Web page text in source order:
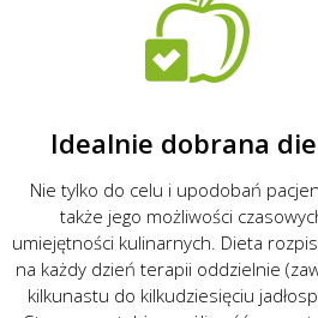
Idealnie dobrana
Nie tylko do celu i upodobań
także jego możliwości
umiejętności kulinarnych. Dieta
na każdy dzień terapii oddzielnie
kilkunastu do kilkudziesięciu